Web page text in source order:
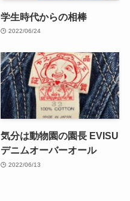
学生時代からの相棒
2022/06/24
気分は動物園の園長 EVISU
デニムオーバーオール
2022/06/13